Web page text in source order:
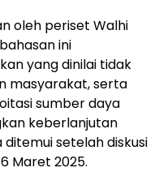
oleh periset Walhi
ini
yang dinilai tidak
masyarakat, serta
sumber daya
keberlanjutan
setelah diskusi
Maret 2025.